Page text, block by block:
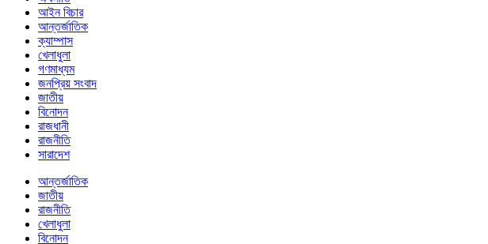
আইন বিচার
আন্তর্জাতিক
ক্যাম্পাস
খেলাধুলা
গণমাধ্যম
জনপ্রিয় সংবাদ
জাতীয়
বিনোদন
রাজধানী
রাজনীতি
সারাদেশ
আন্তর্জাতিক
জাতীয়
রাজনীতি
খেলাধুলা
বিনোদন